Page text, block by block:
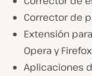
Corrector de
Extensión
Opera y Firefox
Aplicaciones